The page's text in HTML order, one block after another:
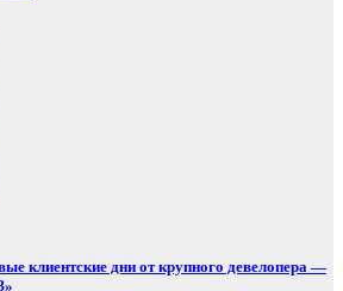
клиентские дни от крупного девелопера —